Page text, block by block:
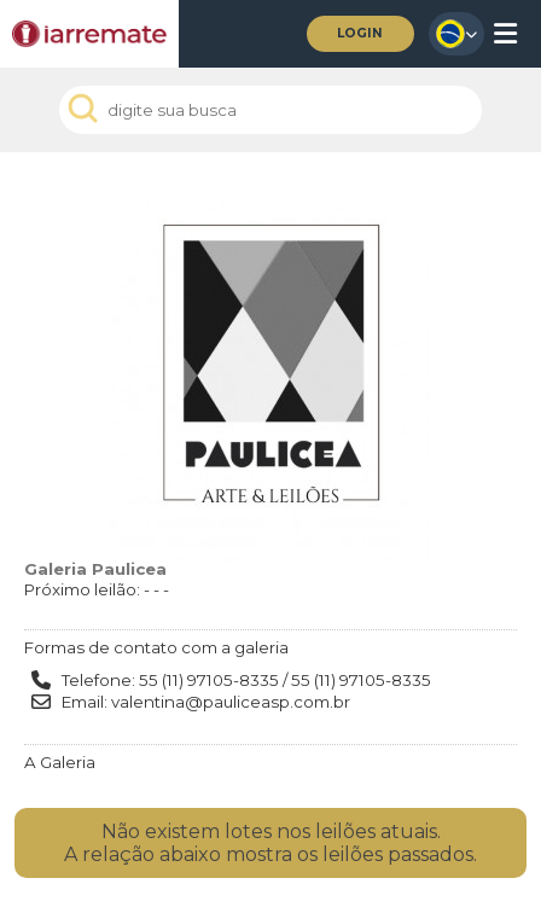
LOGIN
Galeria Paulicea
Próximo leilão: - - -
Formas de contato com a galeria
Telefone: 55 (11) 97105-8335 / 55 (11) 97105-8335
Email: valentina@pauliceasp.com.br
A Galeria
Não existem lotes nos leilões atuais.
A relação abaixo mostra os leilões passados.